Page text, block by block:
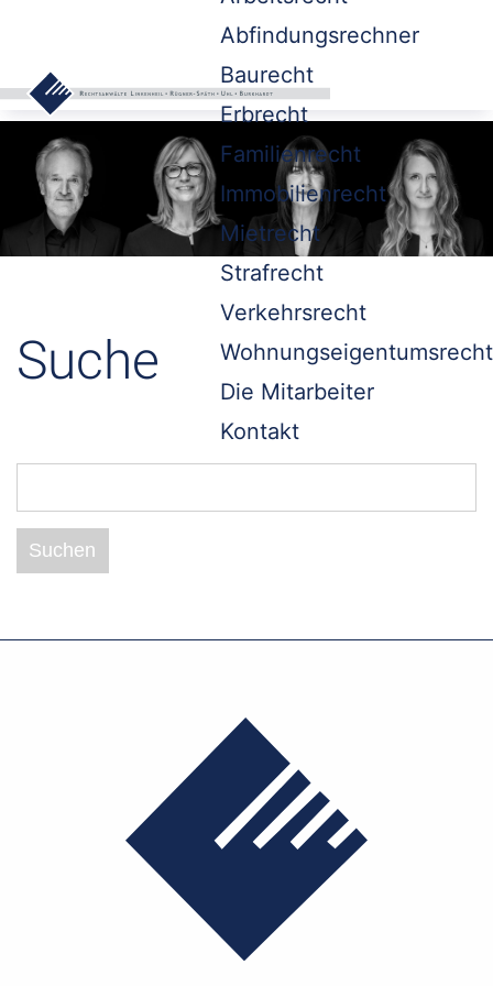
Abfindungsrechner
Baurecht
Erbrecht
Familienrecht
Immobilienrecht
Mietrecht
Strafrecht
Verkehrsrecht
Wohnungseigentumsrecht
Die Mitarbeiter
Kontakt
Suche